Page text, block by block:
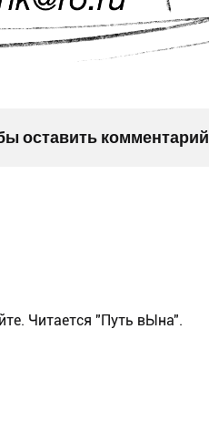
оставить комментарий
Читается "Путь вЫна".